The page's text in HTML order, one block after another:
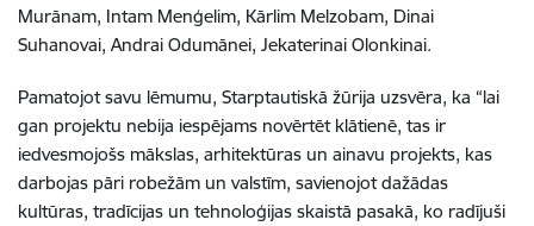
Murānam, Intam Menģelim, Kārlim Melzobam, Dinai
Suhanovai, Andrai Odumānei, Jekaterinai Olonkinai.
Pamatojot savu lēmumu, Starptautiskā žūrija uzsvēra, ka “lai
gan projektu nebija iespējams novērtēt klātienē, tas ir
iedvesmojošs mākslas, arhitektūras un ainavu projekts, kas
darbojas pāri robežām un valstīm, savienojot dažādas
kultūras, tradīcijas un tehnoloģijas skaistā pasakā, ko radījuši